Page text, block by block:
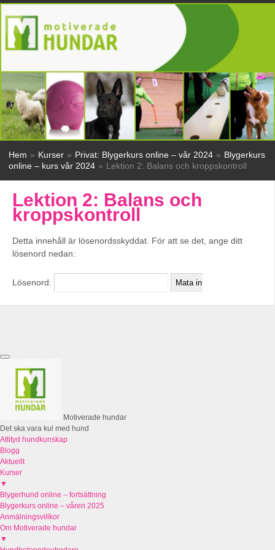
Hem » Kurser » Privat: Blygerkurs online – vår 2024 » Blygerkurs
online – kurs vår 2024 » Lektion 2: Balans och kroppskontroll
Lektion 2: Balans och
kroppskontroll
Detta innehåll är lösenordsskyddat. För att se det, ange ditt
lösenord nedan:
Lösenord:
Motiverade hundar
Det ska vara kul med hund
Attityd hundkunskap
Blogg
Aktuellt
Kurser
▼
Blygerhund online – fortsättning
Blygerkurs online – våren 2025
Anmälningsvillkor
Om Motiverade hundar
▼